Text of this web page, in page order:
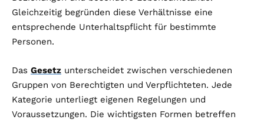
Gleichzeitig begründen diese Verhältnisse eine
entsprechende Unterhaltspflicht für bestimmte
Personen.
Das Gesetz unterscheidet zwischen verschiedenen
Gruppen von Berechtigten und Verpflichteten. Jede
Kategorie unterliegt eigenen Regelungen und
Voraussetzungen. Die wichtigsten Formen betreffen